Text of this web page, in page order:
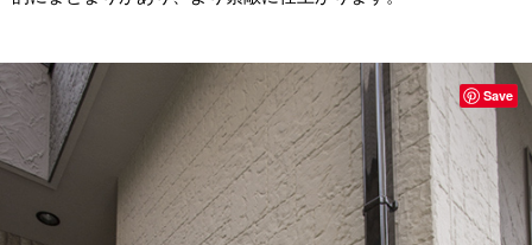
Save